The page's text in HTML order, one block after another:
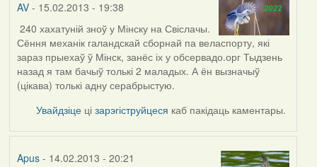
AV- 15.02.2013 - 19:38
240 хахатуній зноў у Мінску на Свіслачы.
Сёння механік галандскай сборнай па веласпорту, які
зараз прыехаў ў Мінск, занёс іх у обсервадо.орг Тыдзень
назад я там бачыў толькі 2 маладых. А ён вызначыў
(цікава) толькі адну серабрыстую.
Увайдзіце цізарэгіструйцеся каб пакідаць каментары.
Apus- 14.02.2013 - 20:21